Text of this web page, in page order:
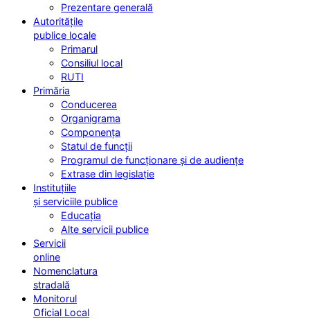
Prezentare generală
Autoritățile
publice locale
Primarul
Consiliul local
RUTI
Primăria
Conducerea
Organigrama
Componența
Statul de funcții
Programul de funcționare și de audiențe
Extrase din legislație
Instituțiile
și serviciile publice
Educația
Alte servicii publice
Servicii
online
Nomenclatura
stradală
Monitorul
Oficial Local